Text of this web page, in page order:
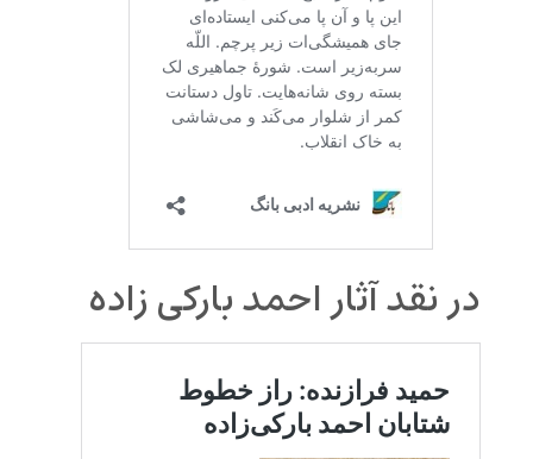
در نقد آثار احمد بارکی زاده